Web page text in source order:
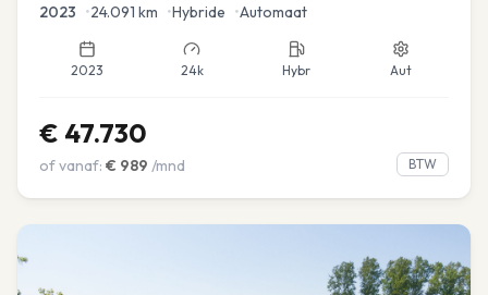
2023 •24.091 km •Hybride •Automaat
2023 24k Hybr Aut
€ 47.730
of vanaf: € 989 /mnd BTW